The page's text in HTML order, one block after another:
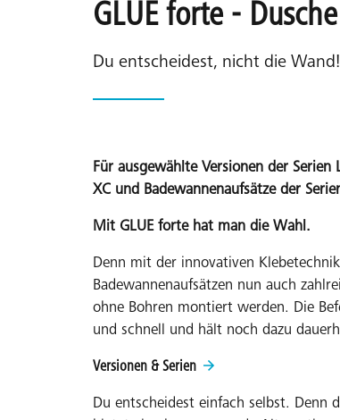
GLUE forte -
Du entscheidest, nicht die Wand!
Für ausgewählte Versionen der Serien
XC und Badewannenaufsätze der
Mit GLUE forte hat man die Wahl.
Denn mit der innovativen
Badewannenaufsätzen nun auch
ohne Bohren montiert werden. Die
und schnell und hält noch dazu
Versionen & Serien
Du entscheidest einfach selbst. Denn